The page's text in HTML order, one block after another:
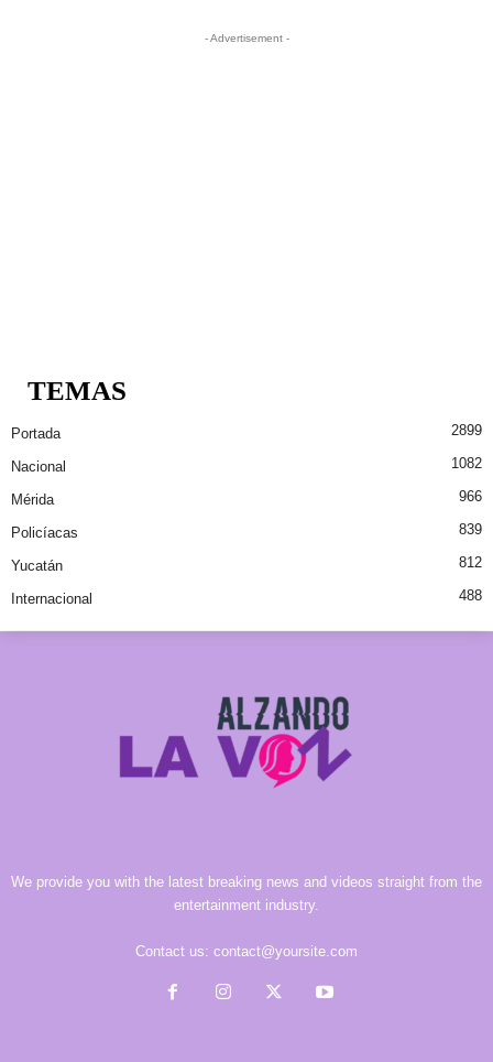
- Advertisement -
TEMAS
Portada 2899
Nacional 1082
Mérida 966
Policíacas 839
Yucatán 812
Internacional 488
We provide you with the latest breaking news and videos straight from the
entertainment industry.
Contact us: contact@yoursite.com